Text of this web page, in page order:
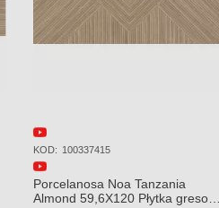
KOD: 100309223
Porcelanosa Karachi Grey
120x120x8,5mm płytka gresowa